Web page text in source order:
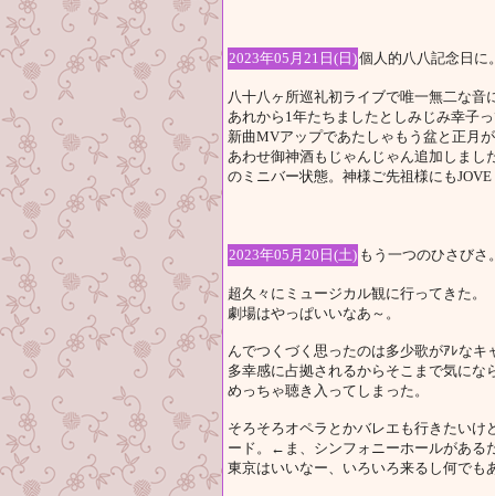
2023年05月21日(日)個人的八八記念日に
八十八ヶ所巡礼初ライブで唯一無二な
あれから1年たちましたとしみじみ幸子
新曲MVアップであたしゃもう盆と正月
あわせ御神酒もじゃんじゃん追加しまし
のミニバー状態。神様ご先祖様にも
2023年05月20日(土) もう一つのひさびさ
超久々にミュージカル観に行ってきた。
劇場はやっぱいいなあ～。
んでつくづく思ったのは多少歌がｱﾚな
多幸感に占拠されるからそこまで気に
めっちゃ聴き入ってしまった。
そろそろオペラとかバレエも行きたい
ード。←ま、シンフォニーホールがある
東京はいいなー、いろいろ来るし何で